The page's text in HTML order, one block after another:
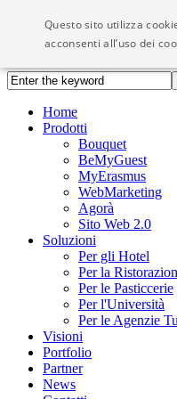
Visioni - We
Home
Prodotti
Bouquet
BeMyGuest
MyErasmus
WebMarketing
Agorà
Sito Web 2.0
Soluzioni
Per gli Hotel
Per la
Per le Pasticcerie
Per l'Università
Per le Agenzie
Visioni
Portfolio
Partner
News
Questo sito utilizza
acconsenti all’uso dei